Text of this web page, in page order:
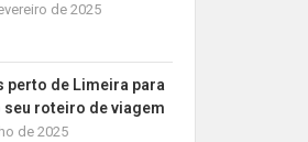
de 2025
perto de Limeira para
seu roteiro de viagem
de 2025